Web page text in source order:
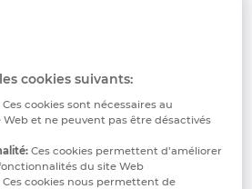
information!
bâtiments
les enseignants
les étudiants
Apps
cookies suivants:
Ces cookies sont nécessaires au
et ne peuvent pas être désactivés
Ces cookies permettent d’améliorer
du site Web
Ces cookies nous permettent de